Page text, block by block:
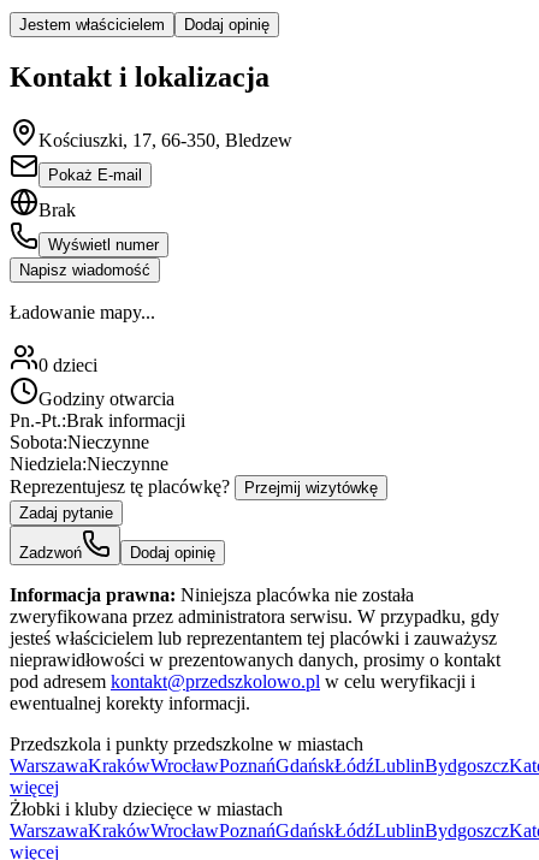
Jestem właścicielem Dodaj opinię
Kontakt i lokalizacja
Kościuszki, 17, 66-350, Bledzew
Pokaż E-mail
Brak
Wyświetl numer
Napisz wiadomość
Ładowanie mapy...
0 dzieci
Godziny otwarcia
Pn.-Pt.:Brak informacji
Sobota:Nieczynne
Niedziela:Nieczynne
Reprezentujesz tę placówkę?
Przejmij wizytówkę
Zadaj pytanie
Zadzwoń Dodaj opinię
Informacja prawna: Niniejsza placówka nie została
zweryfikowana przez administratora serwisu. W przypadku, gdy
jesteś właścicielem lub reprezentantem tej placówki i zauważysz
nieprawidłowości w prezentowanych danych, prosimy o kontakt
pod adresem kontakt@przedszkolowo.pl w celu weryfikacji i
ewentualnej korekty informacji.
Przedszkola i punkty przedszkolne w miastach
WarszawaKrakówWrocławPoznańGdańskŁódźLublinBydgoszcz
więcej
Żłobki i kluby dziecięce w miastach
WarszawaKrakówWrocławPoznańGdańskŁódźLublinBydgoszcz
więcej